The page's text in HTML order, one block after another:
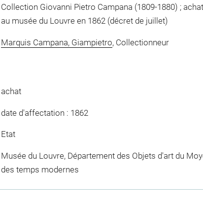
Collection Giovanni Pietro Campana (1809-1880) ;
au musée du Louvre en 1862 (décret de juillet)
Marquis Campana, Giampietro, Collectionneur
achat
date d'affectation : 1862
Etat
Musée du Louvre, Département des Objets d'art du
des temps modernes